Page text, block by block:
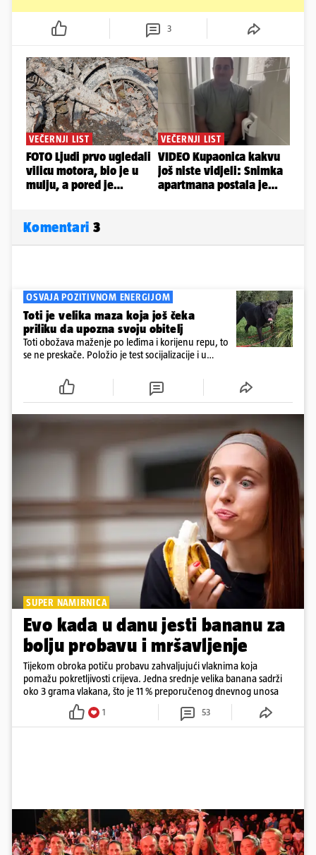
3
Komentari 3
OSVAJA POZITIVNOM ENERGIJOM
Toti je velika maza koja još čeka
priliku da upozna svoju obitelj
Toti obožava maženje po leđima i korijenu repu, to
se ne preskače. Položio je test socijalizacije i u
cijepljen protiv virusnih zaraznih bolesti
SUPER NAMIRNICA
Evo kada u danu jesti bananu za
bolju probavu i mršavljenje
Tijekom obroka potiču probavu zahvaljujući vlaknima koja
pomažu pokretljivosti crijeva. Jedna srednje velika banana sadrži
oko 3 grama vlakana, što je 11 % preporučenog dnevnog unosa
1 53